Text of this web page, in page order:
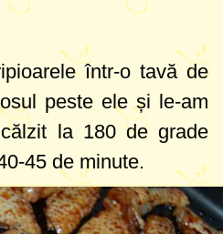
într-o tavă de
peste ele și le-am
la 180 de grade
45 de minute.